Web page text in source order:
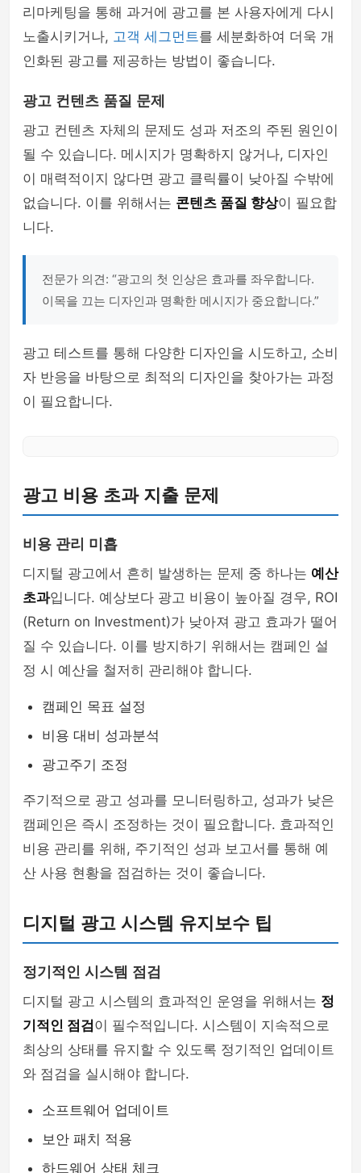
리마케팅을 통해 과거에 광고를 본 사용자에게 다시
노출시키거나, 고객 세그먼트를 세분화하여 더욱 개
인화된 광고를 제공하는 방법이 좋습니다.
광고 컨텐츠 품질 문제
광고 컨텐츠 자체의 문제도 성과 저조의 주된 원인이
될 수 있습니다. 메시지가 명확하지 않거나, 디자인
이 매력적이지 않다면 광고 클릭률이 낮아질 수밖에
없습니다. 이를 위해서는 콘텐츠 품질 향상이 필요합
니다.
전문가 의견: “광고의 첫 인상은 효과를 좌우합니다.
이목을 끄는 디자인과 명확한 메시지가 중요합니다.”
광고 테스트를 통해 다양한 디자인을 시도하고, 소비
자 반응을 바탕으로 최적의 디자인을 찾아가는 과정
이 필요합니다.
광고 비용 초과 지출 문제
비용 관리 미흡
디지털 광고에서 흔히 발생하는 문제 중 하나는 예산
초과입니다. 예상보다 광고 비용이 높아질 경우, ROI
(Return on Investment)가 낮아져 광고 효과가 떨어
질 수 있습니다. 이를 방지하기 위해서는 캠페인 설
정 시 예산을 철저히 관리해야 합니다.
캠페인 목표 설정
비용 대비 성과분석
광고주기 조정
주기적으로 광고 성과를 모니터링하고, 성과가 낮은
캠페인은 즉시 조정하는 것이 필요합니다. 효과적인
비용 관리를 위해, 주기적인 성과 보고서를 통해 예
산 사용 현황을 점검하는 것이 좋습니다.
디지털 광고 시스템 유지보수 팁
정기적인 시스템 점검
디지털 광고 시스템의 효과적인 운영을 위해서는 정
기적인 점검이 필수적입니다. 시스템이 지속적으로
최상의 상태를 유지할 수 있도록 정기적인 업데이트
와 점검을 실시해야 합니다.
소프트웨어 업데이트
보안 패치 적용
하드웨어 상태 체크